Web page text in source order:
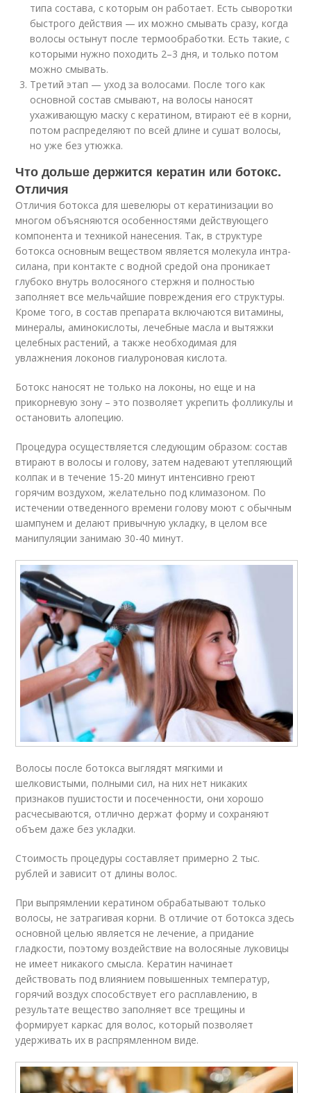
типа состава, с которым он работает. Есть сыворотки
быстрого действия — их можно смывать сразу, когда
волосы остынут после термообработки. Есть такие, с
которыми нужно походить 2–3 дня, и только потом
можно смывать.
Третий этап — уход за волосами. После того как
основной состав смывают, на волосы наносят
ухаживающую маску с кератином, втирают её в корни,
потом распределяют по всей длине и сушат волосы,
но уже без утюжка.
Что дольше держится кератин или ботокс.
Отличия
Отличия ботокса для шевелюры от кератинизации во
многом объясняются особенностями действующего
компонента и техникой нанесения. Так, в структуре
ботокса основным веществом является молекула интра-
силана, при контакте с водной средой она проникает
глубоко внутрь волосяного стержня и полностью
заполняет все мельчайшие повреждения его структуры.
Кроме того, в состав препарата включаются витамины,
минералы, аминокислоты, лечебные масла и вытяжки
целебных растений, а также необходимая для
увлажнения локонов гиалуроновая кислота.
Ботокс наносят не только на локоны, но еще и на
прикорневую зону – это позволяет укрепить фолликулы и
остановить алопецию.
Процедура осуществляется следующим образом: состав
втирают в волосы и голову, затем надевают утепляющий
колпак и в течение 15-20 минут интенсивно греют
горячим воздухом, желательно под климазоном. По
истечении отведенного времени голову моют с обычным
шампунем и делают привычную укладку, в целом все
манипуляции занимаю 30-40 минут.
Волосы после ботокса выглядят мягкими и
шелковистыми, полными сил, на них нет никаких
признаков пушистости и посеченности, они хорошо
расчесываются, отлично держат форму и сохраняют
объем даже без укладки.
Стоимость процедуры составляет примерно 2 тыс.
рублей и зависит от длины волос.
При выпрямлении кератином обрабатывают только
волосы, не затрагивая корни. В отличие от ботокса здесь
основной целью является не лечение, а придание
гладкости, поэтому воздействие на волосяные луковицы
не имеет никакого смысла. Кератин начинает
действовать под влиянием повышенных температур,
горячий воздух способствует его расплавлению, в
результате вещество заполняет все трещины и
формирует каркас для волос, который позволяет
удерживать их в распрямленном виде.